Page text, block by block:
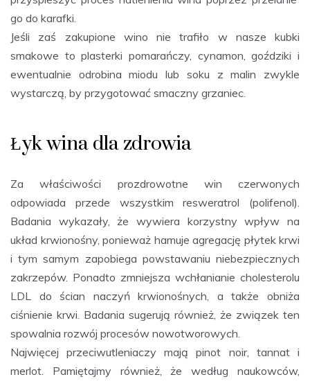
go do karafki.
Jeśli zaś zakupione wino nie trafiło w nasze kubki
smakowe to plasterki pomarańczy, cynamon, goździki i
ewentualnie odrobina miodu lub soku z malin zwykle
wystarczą, by przygotować smaczny grzaniec.
Łyk wina dla zdrowia
Za właściwości prozdrowotne win czerwonych
odpowiada przede wszystkim resweratrol (polifenol).
Badania wykazały, że wywiera korzystny wpływ na
układ krwionośny, ponieważ hamuje agregację płytek krwi
i tym samym zapobiega powstawaniu niebezpiecznych
zakrzepów. Ponadto zmniejsza wchłanianie cholesterolu
LDL do ścian naczyń krwionośnych, a także obniża
ciśnienie krwi. Badania sugerują również, że związek ten
spowalnia rozwój procesów nowotworowych.
Najwięcej przeciwutleniaczy mają pinot noir, tannat i
merlot. Pamiętajmy również, że według naukowców,